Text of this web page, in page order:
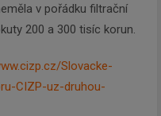
v pořádku filtrační
200 a 300 tisíc korun.
Slovacke-
CIZP-uz-druhou-